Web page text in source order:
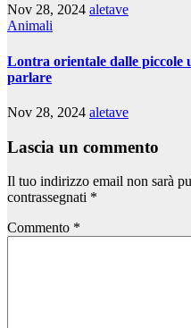
Nov 28, 2024 aletave
Animali
Lontra orientale dalle piccole
parlare
Nov 28, 2024 aletave
Lascia un commento
Il tuo indirizzo email non sarà
contrassegnati *
Commento *